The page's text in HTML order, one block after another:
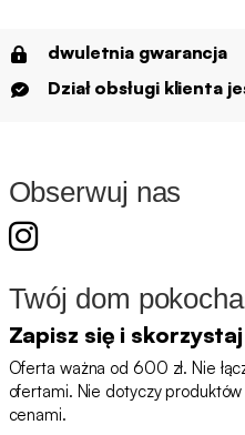
dwuletnia gwarancja
Dział obsługi klienta
Obserwuj nas
Twój dom
Zapisz się i
Oferta ważna od 600 zł. Nie
ofertami. Nie dotyczy
cenami.